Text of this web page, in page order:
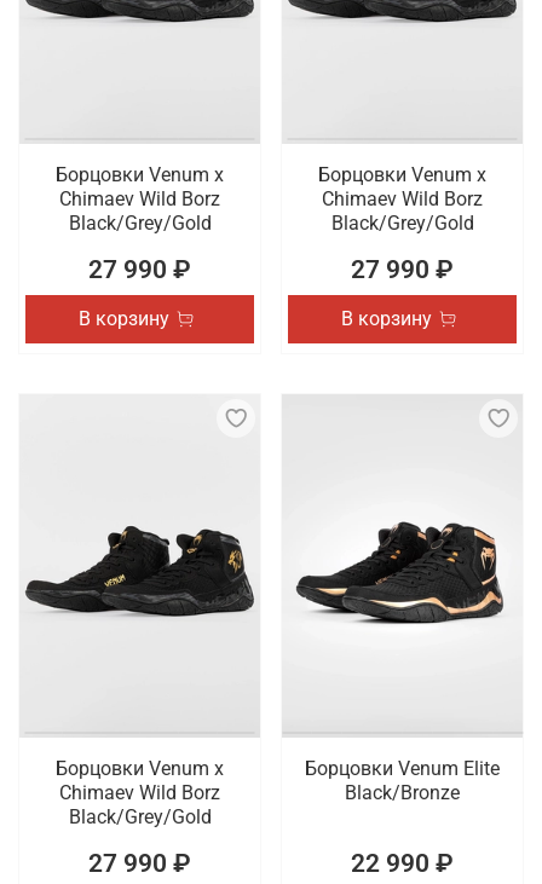
боксерки от бренда Rival. В наличии качественная
городам России.
Борцовки Venum x
Chimaev Wild Borz
Black/Grey/Gold
27 990 ₽
В корзину
Борцовки Venum x
Chimaev Wild Borz
Black/Grey/Gold
27 990 ₽
В корзину
Борцовки Venum x
Chimaev Wild Borz
Black/Grey/Gold
27 990 ₽
Борцовки Venum Elite
Black/Bronze
22 990 ₽